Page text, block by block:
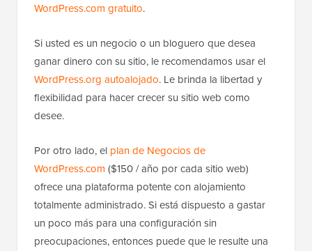
WordPress.com gratuito.
Si usted es un negocio o un bloguero que desea
ganar dinero con su sitio, le recomendamos usar el
WordPress.org autoalojado. Le brinda la libertad y
flexibilidad para hacer crecer su sitio web como
desee.
Por otro lado, el plan de Negocios de
WordPress.com ($150 / año por cada sitio web)
ofrece una plataforma potente con alojamiento
totalmente administrado. Si está dispuesto a gastar
un poco más para una configuración sin
preocupaciones, entonces puede que le resulte una